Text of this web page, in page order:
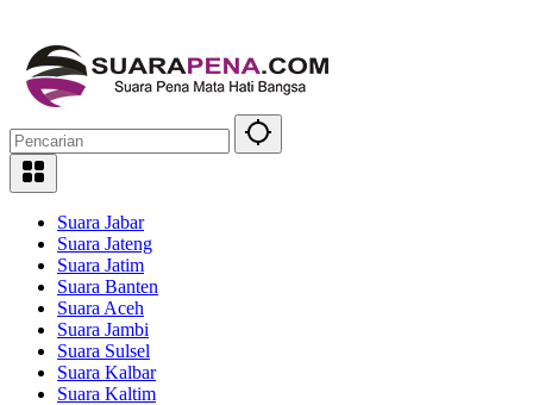
Suara Jabar
Suara Jateng
Suara Jatim
Suara Banten
Suara Aceh
Suara Jambi
Suara Sulsel
Suara Kalbar
Suara Kaltim